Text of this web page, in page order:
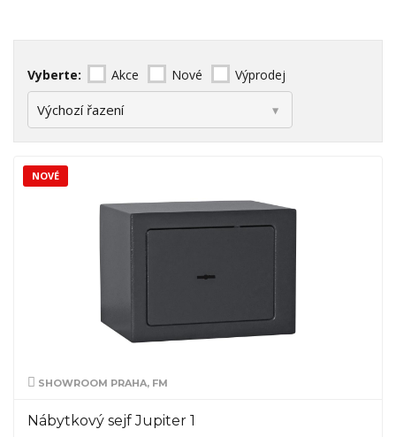
Vyberte: Akce Nové Výprodej
SHOWROOM PRAHA, FM
Nábytkový sejf Jupiter 1
NOVÉ